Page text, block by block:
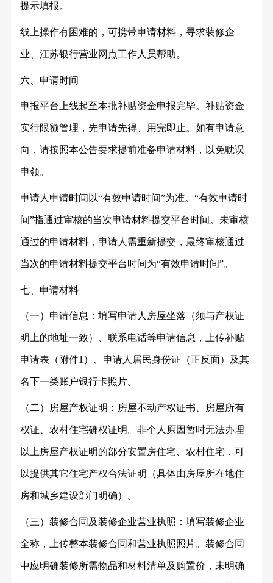
提示填报。
线上操作有困难的，可携带申请材料，寻求装修企
业、江苏银行营业网点工作人员帮助。
六、申请时间
申报平台上线起至本批补贴资金申报完毕。补贴资金
实行限额管理，先申请先得、用完即止。如有申请意
向，请按照本公告要求提前准备申请材料，以免耽误
申领。
申请人申请时间以“有效申请时间”为准。“有效申请时
间”指通过审核的当次申请材料提交平台时间。未审核
通过的申请材料，申请人需重新提交，最终审核通过
当次的申请材料提交平台时间为“有效申请时间”。
七、申请材料
（一）申请信息：填写申请人房屋坐落（须与产权证
明上的地址一致）、联系电话等申请信息，上传补贴
申请表（附件1）、申请人居民身份证（正反面）及其
名下一类账户银行卡照片。
（二）房屋产权证明：房屋不动产权证书、房屋所有
权证、农村住宅确权证明。非个人原因暂时无法办理
以上房屋产权证明的部分安置房住宅、农村住宅，可
以提供其它住宅产权合法证明（具体由房屋所在地住
房和城乡建设部门明确）。
（三）装修合同及装修企业营业执照：填写装修企业
全称，上传整本装修合同和营业执照照片。装修合同
中应明确装修所需物品和材料清单及购置价，未明确